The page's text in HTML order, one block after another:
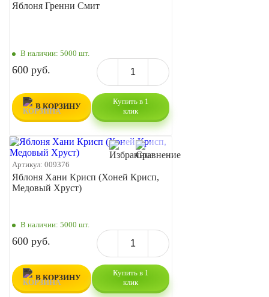
Яблоня Гренни Смит
В наличии: 5000 шт.
600 руб.
В КОРЗИНУ
Купить в 1
клик
Артикул: 009376
Яблоня Хани Крисп (Хоней Крисп,
Медовый Хруст)
В наличии: 5000 шт.
600 руб.
В КОРЗИНУ
Купить в 1
клик